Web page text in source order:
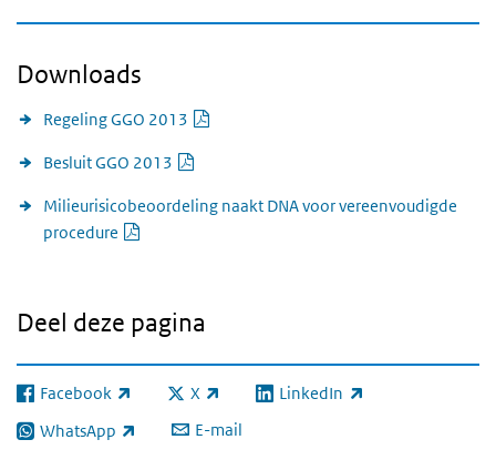
Downloads
Regeling GGO 2013
Besluit GGO 2013
Milieurisicobeoordeling naakt DNA voor vereenvoudigde
procedure
Deel deze pagina
Facebook
(externe link) X
(externe link) LinkedIn
(externe link)
WhatsApp
(externe link) E-mail